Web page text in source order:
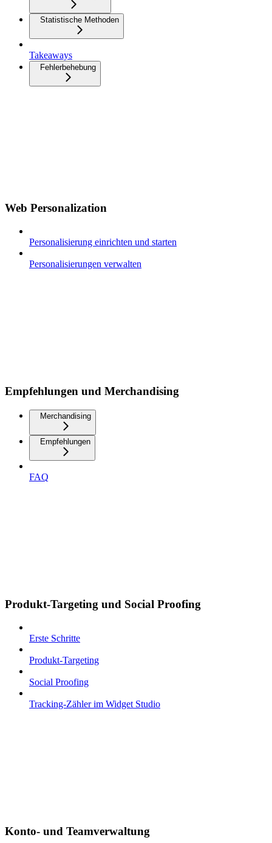
Statistische Methoden
Takeaways
Fehlerbehebung
Web Personalization
Personalisierung einrichten und starten
Personalisierungen verwalten
Empfehlungen und Merchandising
Merchandising
Empfehlungen
FAQ
Produkt-Targeting und Social Proofing
Erste Schritte
Produkt-Targeting
Social Proofing
Tracking-Zähler im Widget Studio
Konto- und Teamverwaltung